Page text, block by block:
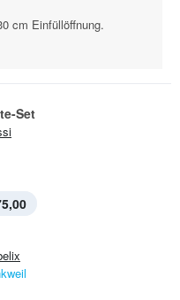
cm Einfüllöffnung.
Set